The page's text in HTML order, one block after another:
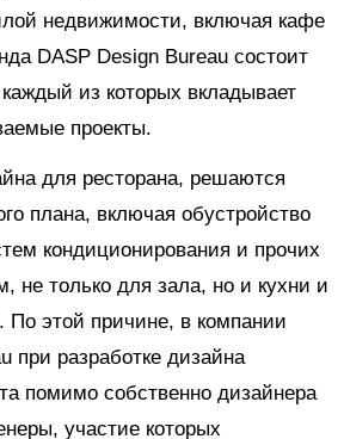
недвижимости, включая кафе
DASP Design Bureau состоит
из которых вкладывает
проекты.
для ресторана, решаются
плана, включая обустройство
кондиционирования и прочих
не только для зала, но и кухни и
По этой причине, в компании
при разработке дизайна
помимо собственно дизайнера
участие которых